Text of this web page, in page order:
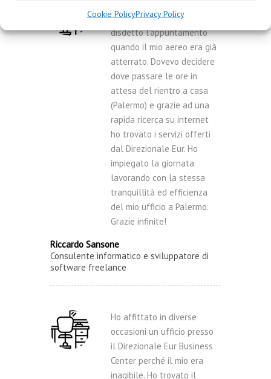
Cookie PolicyPrivacy Policy
cliente di Roma mi ha
disdetto l’appuntamento
quando il mio aereo era già
atterrato. Dovevo decidere
dove passare le ore in
attesa del rientro a casa
(Palermo) e grazie ad una
rapida ricerca su internet
ho trovato i servizi offerti
dal Direzionale Eur. Ho
impiegato la giornata
lavorando con la stessa
tranquillità ed efficienza
del mio ufficio a Palermo.
Grazie infinite!
Riccardo Sansone
Consulente informatico e sviluppatore di
software freelance
Ho affittato in diverse
occasioni un ufficio presso
il Direzionale Eur Business
Center perché il mio era
inagibile. Ho trovato il